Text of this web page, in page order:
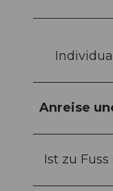
Anreise
Ist zu